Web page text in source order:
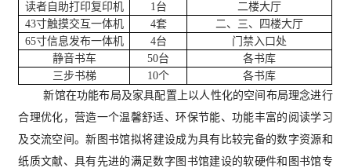
读者自助打印复印机 1台
二楼大厅
43寸触摸交互一体机
4套
二、三、四楼大厅
65寸信息发布一体机
4台
门禁入口处
静音书车
50台
各书库
三步书梯
10个
各书库
新馆在功能布局及家具配置上以人性化的空间布局理念进行
合理优化，营造一个温馨舒适、环保节能、功能丰富的阅读学习
及交流空间。新图书馆拟将建设成为具有比较完备的数字资源和
纸质文献、具有先进的满足数字图书馆建设的软硬件和图书馆专